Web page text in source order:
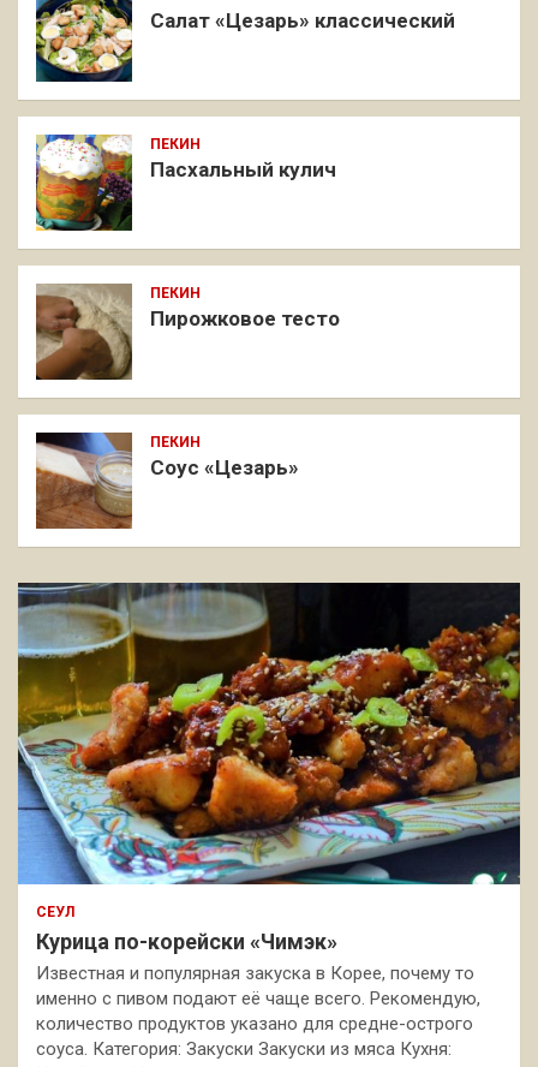
Салат «Цезарь» классический
ПЕКИН
Пасхальный кулич
ПЕКИН
Пирожковое тесто
ПЕКИН
Соус «Цезарь»
СЕУЛ
Курица по-корейски «Чимэк»
Известная и популярная закуска в Корее, почему то
именно с пивом подают её чаще всего. Рекомендую,
количество продуктов указано для средне-острого
соуса. Категория: Закуски Закуски из мяса Кухня: